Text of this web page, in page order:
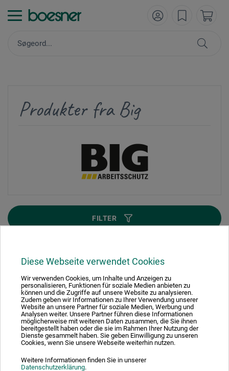
Diese Webseite verwendet Cookies
Wir verwenden Cookies, um Inhalte und Anzeigen zu
personalisieren, Funktionen für soziale Medien anbieten zu
können und die Zugriffe auf unsere Website zu analysieren.
Zudem geben wir Informationen zu Ihrer Verwendung unserer
Website an unsere Partner für soziale Medien, Werbung und
Analysen weiter. Unsere Partner führen diese Informationen
möglicherweise mit weiteren Daten zusammen, die Sie ihnen
bereitgestellt haben oder die sie im Rahmen Ihrer Nutzung der
Dienste gesammelt haben. Sie geben Einwilligung zu unseren
Cookies, wenn Sie unsere Webseite weiterhin nutzen.
Weitere Informationen finden Sie in unserer
Datenschutzerklärung.
Produkter fra Big
FILTER
1
Absolut sikker